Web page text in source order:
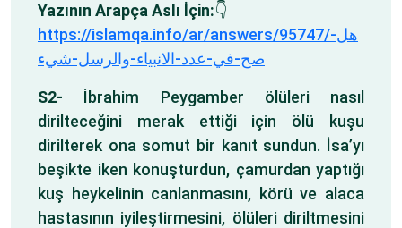
Yazının Arapça Aslı İçin:👇
https://islamqa.info/ar/answers/95747/هل-
صح-في-عدد-الانبياء-والرسل-شيء
S2- İbrahim Peygamber ölüleri nasıl
dirilteceğini merak ettiği için ölü kuşu
dirilterek ona somut bir kanıt sundun. İsa’yı
beşikte iken konuşturdun, çamurdan yaptığı
kuş heykelinin canlanmasını, körü ve alaca
hastasının iyileştirmesini, ölüleri diriltmesini